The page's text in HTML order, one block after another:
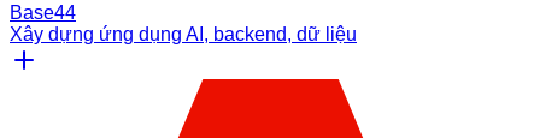
Base44
Xây dựng ứng dụng AI, backend, dữ liệu